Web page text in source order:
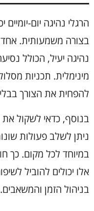
הרגלי נהיגה יום-
בצורה משמעותית. אחד
נהיגה יעיל, הכולל
מינימלית. תכניות
להפחית את הצורך
בנוסף, כדאי לשקול
ניתן לשלב פעולות
במיוחד לכל מקום. כך
אלו יכולים להוביל
בניהול הזמן והמשאבים.